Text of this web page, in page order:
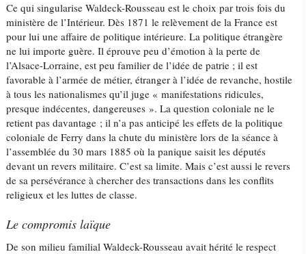
Ce qui singularise Waldeck-Rousseau est le choix par trois fois du
ministère de l’Intérieur. Dès 1871 le relèvement de la France est
pour lui une affaire de politique intérieure. La politique étrangère
ne lui importe guère. Il éprouve peu d’émotion à la perte de
l’Alsace-Lorraine, est peu familier de l’idée de patrie ; il est
favorable à l’armée de métier, étranger à l’idée de revanche, hostile
à tous les nationalismes qu’il juge « manifestations ridicules,
presque indécentes, dangereuses ». La question coloniale ne le
retient pas davantage ; il n’a pas anticipé les effets de la politique
coloniale de Ferry dans la chute du ministère lors de la séance à
l’assemblée du 30 mars 1885 où la panique saisit les députés
devant un revers militaire. C’est sa limite. Mais c’est aussi le revers
de sa persévérance à chercher des transactions dans les conflits
religieux et les luttes de classe.
Le compromis laïque
De son milieu familial Waldeck-Rousseau avait hérité le respect